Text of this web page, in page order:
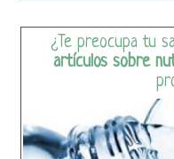
¿Te preocupa tu
artículos sobre